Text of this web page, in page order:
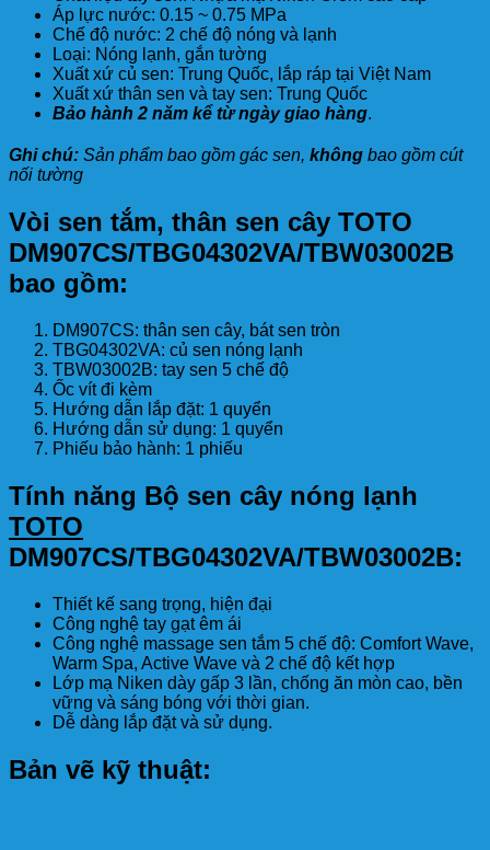
Áp lực nước: 0.15 ~ 0.75 MPa
Chế độ nước: 2 chế độ nóng và lạnh
Loại: Nóng lạnh, gắn tường
Xuất xứ củ sen: Trung Quốc, lắp ráp tại Việt Nam
Xuất xứ thân sen và tay sen: Trung Quốc
Bảo hành 2 năm kể từ ngày giao hàng.
Ghi chú: Sản phẩm bao gồm gác sen, không bao gồm cút
nối tường
Vòi sen tắm, thân sen cây TOTO
DM907CS/TBG04302VA/TBW03002B
bao gồm:
DM907CS: thân sen cây, bát sen tròn
TBG04302VA: củ sen nóng lạnh
TBW03002B: tay sen 5 chế độ
Ốc vít đi kèm
Hướng dẫn lắp đặt: 1 quyển
Hướng dẫn sử dụng: 1 quyển
Phiếu bảo hành: 1 phiếu
Tính năng Bộ sen cây nóng lạnh
TOTO
DM907CS/TBG04302VA/TBW03002B:
Thiết kế sang trọng, hiện đại
Công nghệ tay gạt êm ái
Công nghệ massage sen tắm 5 chế độ: Comfort Wave,
Warm Spa, Active Wave và 2 chế độ kết hợp
Lớp mạ Niken dày gấp 3 lần, chống ăn mòn cao, bền
vững và sáng bóng với thời gian.
Dễ dàng lắp đặt và sử dụng.
Bản vẽ kỹ thuật: